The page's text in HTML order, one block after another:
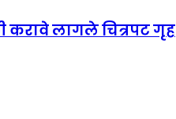
करावे लागले चित्रपट गृह